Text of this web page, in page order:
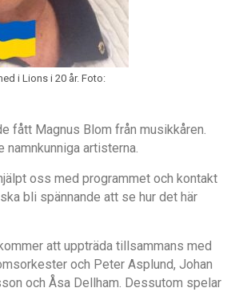
i Lions i 20 år. Foto:
fått Magnus Blom från musikkåren.
namnkunniga artisterna.
oss med programmet och kontakt
bli spännande att se hur det här
att uppträda tillsammans med
och Peter Asplund, Johan
och Åsa Dellham. Dessutom spelar